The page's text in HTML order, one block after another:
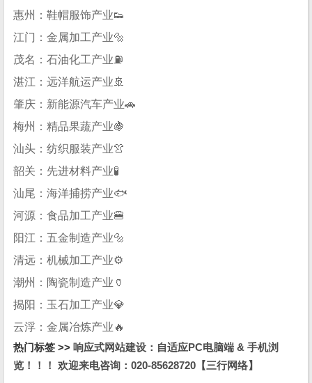
惠州：鞋帽服饰产业👟
江门：金属加工产业🔩
茂名：石油化工产业⛽
湛江：远洋航运产业🚢
肇庆：新能源汽车产业🚗
梅州：精品果蔬产业🍇
汕头：纺织服装产业👚
韶关：先进材料产业🧪
汕尾：海洋捕捞产业🐟
河源：食品加工产业🍔
阳江：五金制造产业🔩
清远：机械加工产业⚙️
潮州：陶瓷制造产业🏺
揭阳：玉石加工产业💎
云浮：金属冶炼产业🔥
热门标签 >> 响应式网站建设：自适应PC电脑端 & 手机浏
览！！！ 欢迎来电咨询：020-85628720【三行网络】